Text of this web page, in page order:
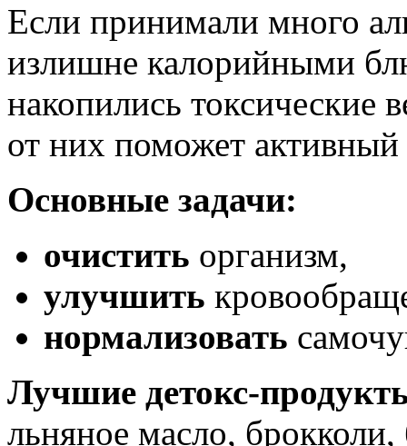
Если принимали много
излишне калорийными
накопились токсические
от них поможет активный
Основные задачи:
очистить организм,
улучшить
нормализовать
Лучшие детокс-
льняное масло, брокколи,